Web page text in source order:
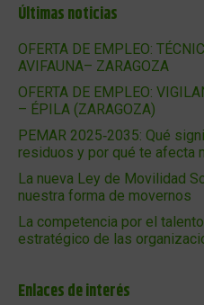
Últimas noticias
OFERTA DE EMPLEO:
AVIFAUNA– ZARAGOZA
OFERTA DE EMPLEO:
– ÉPILA (ZARAGOZA)
PEMAR 2025‑2035: Qué
residuos y por qué te afecta
La nueva Ley de Movilidad
nuestra forma de movernos
La competencia por el
estratégico de las
Enlaces de interés